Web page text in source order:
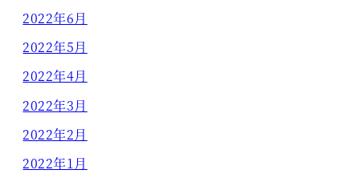
2022年6月
2022年5月
2022年4月
2022年3月
2022年2月
2022年1月